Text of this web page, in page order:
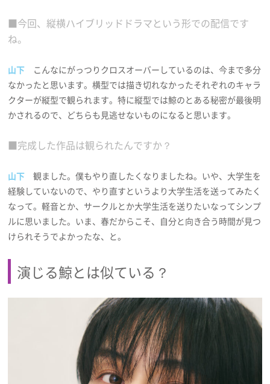
■今回、縦横ハイブリッドドラマという形での配信です
ね。
山下 こんなにがっつりクロスオーバーしているのは、今まで多分
なかったと思います。横型では描き切れなかったそれぞれのキャラ
クターが縦型で観られます。特に縦型では鯨のとある秘密が最後明
かされるので、どちらも見逃せないものになると思います。
■完成した作品は観られたんですか？
山下 観ました。僕もやり直したくなりましたね。いや、大学生を
経験していないので、やり直すというより大学生活を送ってみたく
なって。軽音とか、サークルとか大学生活を送りたいなってシンプ
ルに思いました。いま、春だからこそ、自分と向き合う時間が見つ
けられそうでよかったな、と。
演じる鯨とは似ている？